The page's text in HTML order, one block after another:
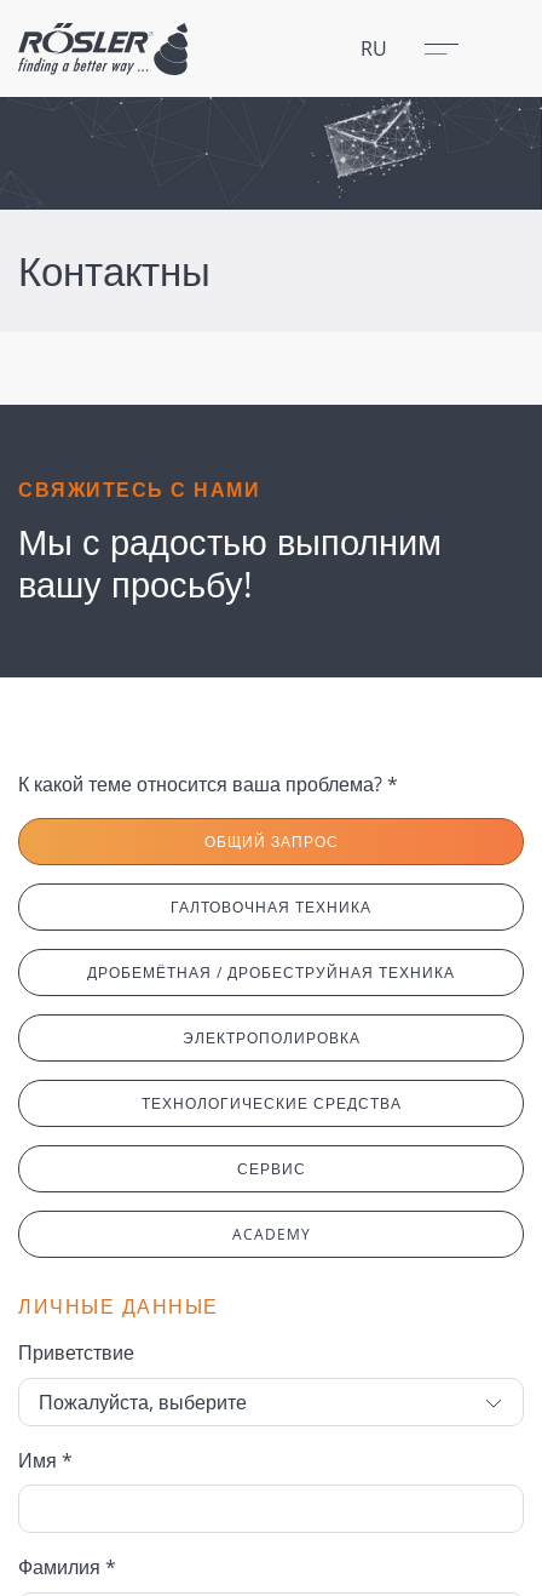
RU Меню
Закрыть
Контактны
СВЯЖИТЕСЬ С НАМИ
Мы с радостью выполним
вашу просьбу!
К какой теме относится ваша проблема? *
ОБЩИЙ ЗАПРОС
ГАЛТОВОЧНАЯ ТЕХНИКА
ДРОБЕМЁТНАЯ / ДРОБЕСТРУЙНАЯ ТЕХНИКА
ЭЛЕКТРОПОЛИРОВКА
ТЕХНОЛОГИЧЕСКИЕ СРЕДСТВА
СЕРВИС
ACADEMY
ЛИЧНЫЕ ДАННЫЕ
Приветствие
Имя *
Фамилия *